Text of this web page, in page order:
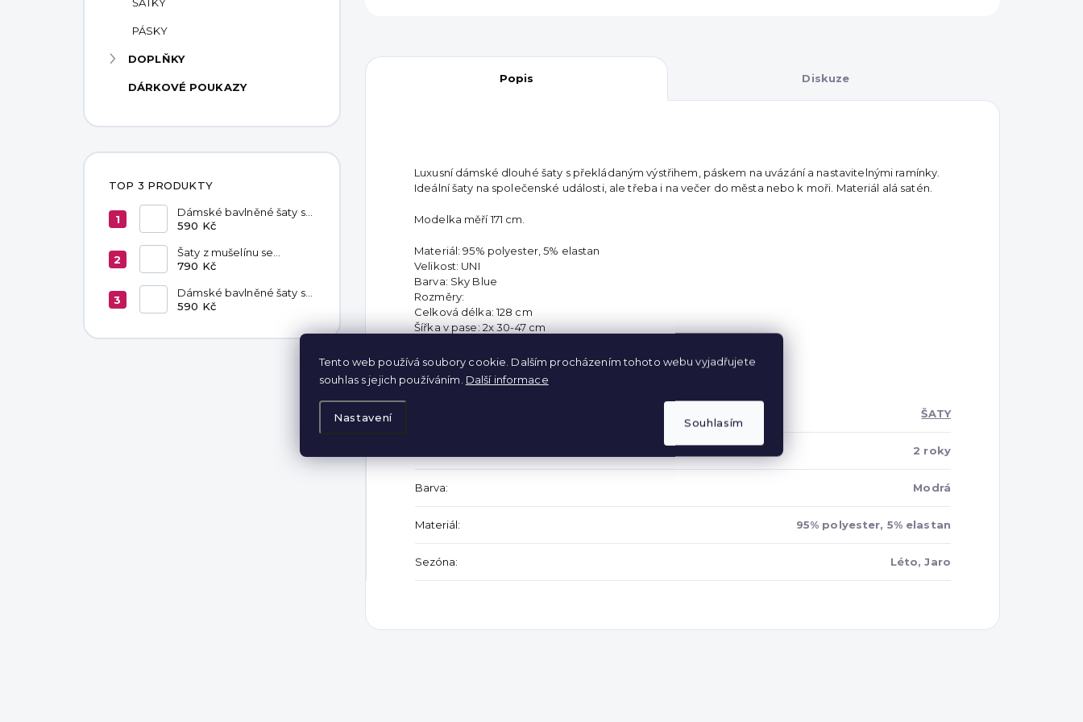
Tento web používá soubory cookie. Dalším procházením tohoto webu vyjadřujete
souhlas s jejich používáním. Další informace
Nastavení Souhlasím
PÁSKY
DOPLŇKY
DÁRKOVÉ POUKAZY
TOP 3 PRODUKTY
Dámské bavlněné šaty s
kapsami Chocolate
590 Kč
Šaty z mušelínu se
zavazováním v pase
790 Kč
Dámské bavlněné šaty s
kapsami Black
590 Kč
Popis Diskuze
Luxusní dámské dlouhé šaty s překládaným výstřihem, páskem na uvázání a nastavitelnými ramínky.
Ideální šaty na společenské události, ale třeba i na večer do města nebo k moři. Materiál alá satén.
Modelka měří 171 cm.
Materiál: 95% polyester, 5% elastan
Velikost: UNI
Barva: Sky Blue
Rozměry:
Celková délka: 128 cm
Šířka v pase: 2x 30-47 cm
Doplňkové parametry
ŠATY
2 roky
Barva: Modrá
Materiál: 95% polyester, 5% elastan
Sezóna: Léto, Jaro